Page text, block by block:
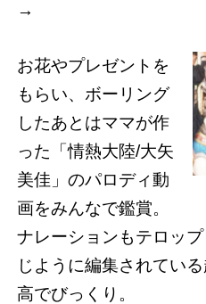
→
お花やプレゼントを
もらい、ボーリング
したあとはママが作
った「情熱大陸/大矢
美佳」のパロディ動
画をみんなで鑑賞。
ナレーションもテロッ
じように編集されてい
高でびっくり。